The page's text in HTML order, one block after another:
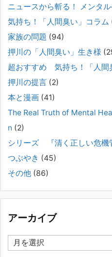
#042 精神疾患の子どもと
がとれない（母娘編）。
弊社は、病識のない重篤な精神疾患
け、長年にわたり精神科医療へのア
い場合、家[...]
#041 将来を案じる「き
いに精神疾患が疑われる家
で困っている方へ
2025年8月11日
長年問題解決に至らない家族のパタ
景・特徴続きをみる
集英社オンラインのインタ
画といえば集英社！」とい
2023年3月1日
集英社オンラインのインタビューを
社！」というくらいの大御所が、「
ニュースから斬る！ メンタ
気持ち！「人間臭い」コラム
家族の問題 (94)
押川の「人間臭い」生き様
超おすすめ 気持ち！「人間
押川の提言 (2)
本と漫画 (41)
The Real Truth of Mental
n (2)
シリーズ 『清く正しい危機
つぶやき (45)
その他 (86)
アーカイブ
ー